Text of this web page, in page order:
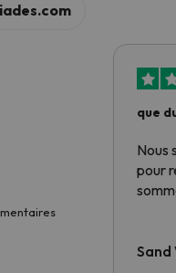
que
Nous
pour
Sand